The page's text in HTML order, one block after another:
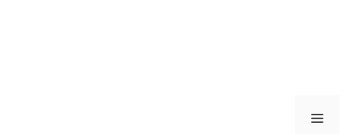
Menu